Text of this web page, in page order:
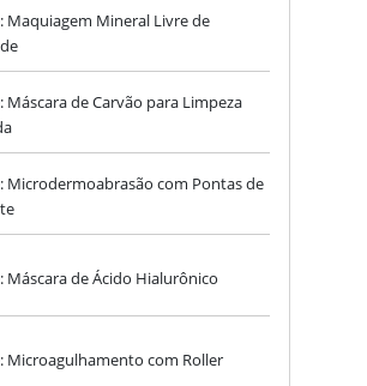
Maquiagem Mineral Livre de
Máscara de Carvão para Limpeza
Microdermoabrasão com Pontas de
Máscara de Ácido Hialurônico
Microagulhamento com Roller